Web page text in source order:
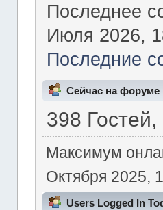
Последнее
Июля 2026,
Последние
Сейчас на форуме
398
Максимум
Октября 2025,
Users Logged In